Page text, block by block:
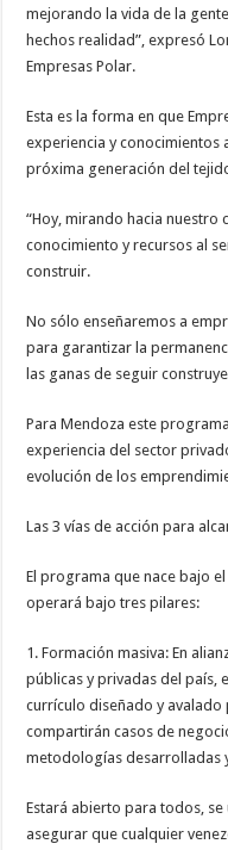
mejorando la vida de la
hechos realidad”, expresó
Empresas Polar.
Esta es la forma en que
experiencia y conocimientos
próxima generación del
“Hoy, mirando hacia
conocimiento y recursos al
construir.
No sólo enseñaremos a
para garantizar la
las ganas de seguir
Para Mendoza este
experiencia del sector
evolución de los
Las 3 vías de acción para
El programa que nace bajo
operará bajo tres pilares:
1. Formación masiva: En
públicas y privadas del país,
currículo diseñado y
compartirán casos de
metodologías desarrolladas
Estará abierto para todos,
asegurar que cualquier